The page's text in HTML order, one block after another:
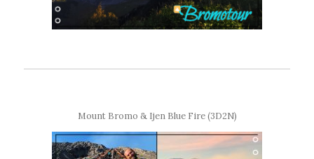
Mount Bromo & Ijen Blue Fire (3D2N)